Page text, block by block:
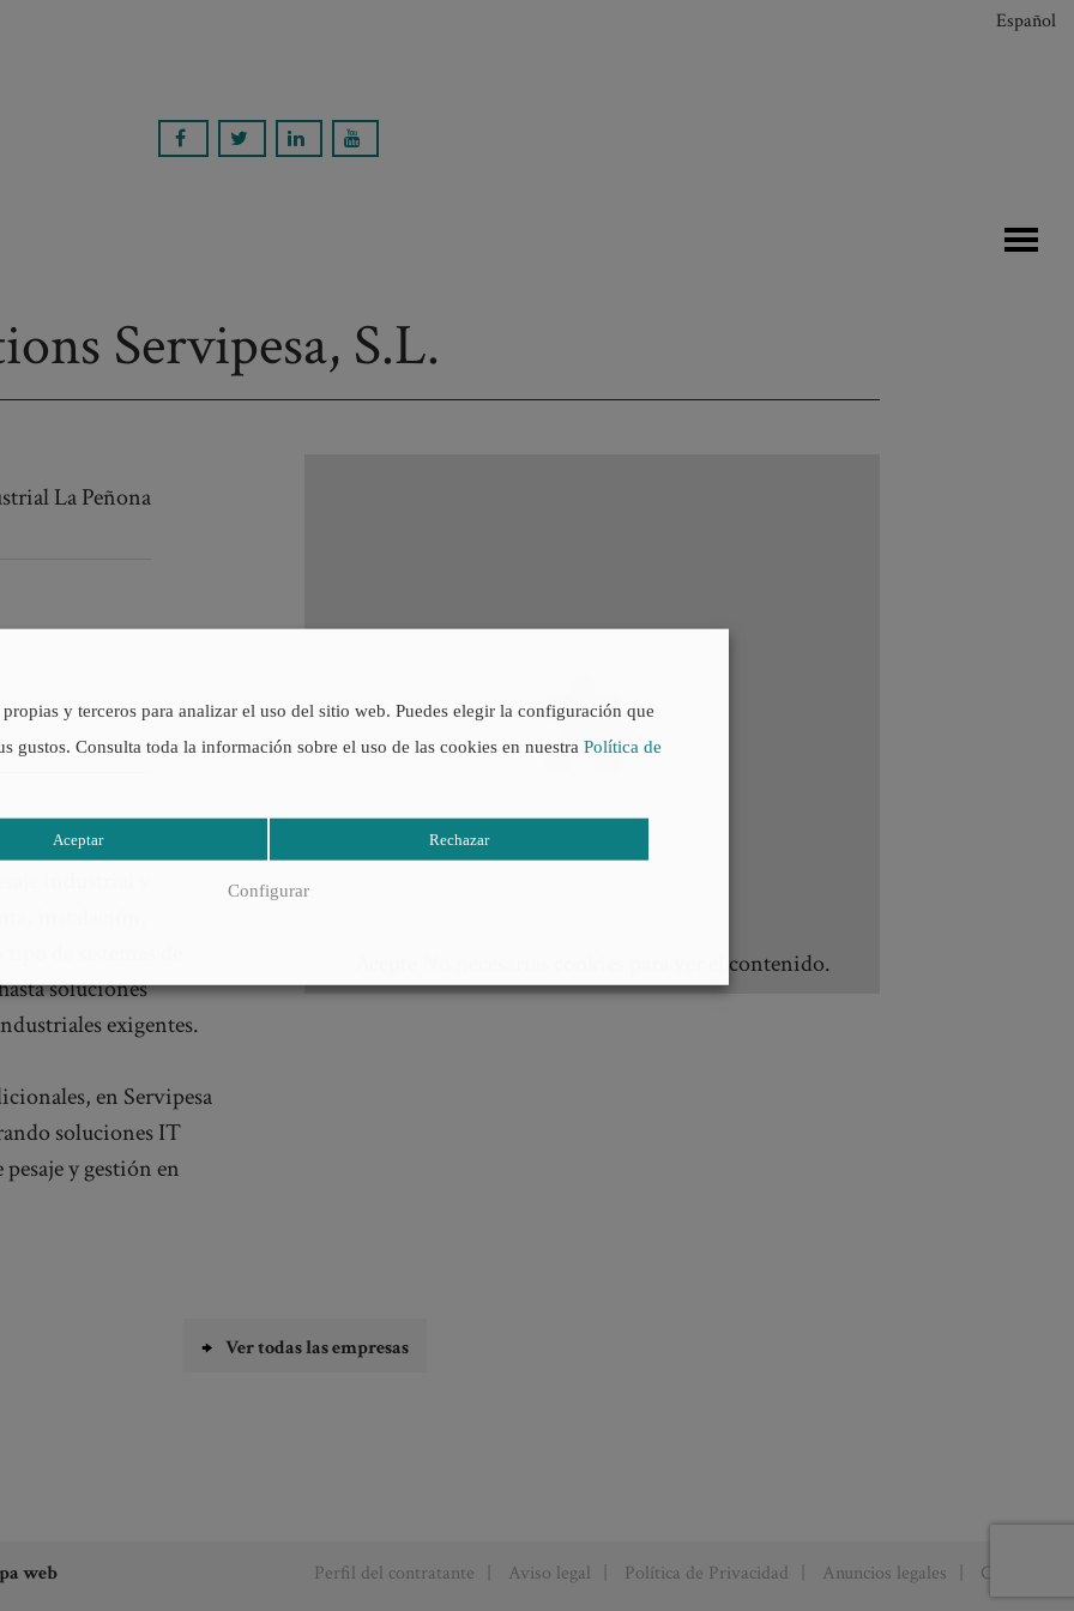
Servipesa, S.L.
La Peñona
con más de 30
industrial y
instalación,
de sistemas de
soluciones
exigentes.
en Servipesa
soluciones IT
y gestión en
cookies para ver el contenido.
Ver todas las empresas
web Perfil del contratante Aviso legal Política de Privacidad Anuncios legales Cookies
Español
y terceros para analizar el uso del sitio web. Puedes elegir la configuración que
gustos. Consulta toda la información sobre el uso de las cookies en nuestra Política de
Aceptar Rechazar
Configurar